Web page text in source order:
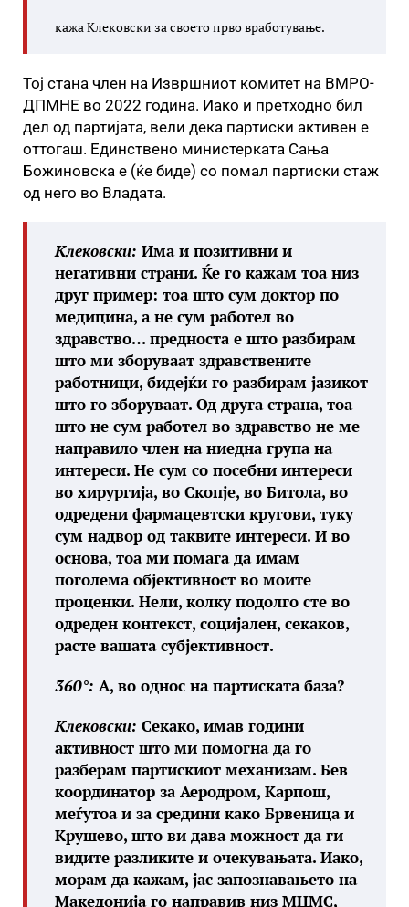
кажа Клековски за своето прво вработување.
Тој стана член нa Извршниот комитет на ВМРО-
ДПМНЕ во 2022 година. Иако и претходно бил
дел од партијата, вели дека партиски активен е
оттогаш. Единствено министерката Сања
Божиновска е (ќе биде) со помал партиски стаж
од него во Владата.
Клековски: Има и позитивни и
негативни страни. Ќе го кажам тоа низ
друг пример: тоа што сум доктор по
медицина, а не сум работел во
здравство… предноста е што разбирам
што ми зборуваат здравствените
работници, бидејќи го разбирам јазикот
што го зборуваат. Од друга страна, тоа
што не сум работел во здравство не ме
направило член на ниедна група на
интереси. Не сум со посебни интереси
во хирургија, во Скопје, во Битола, во
одредени фармацевтски кругови, туку
сум надвор од таквите интереси. И во
основа, тоа ми помага да имам
поголема објективност во моите
проценки. Нели, колку подолго сте во
одреден контекст, социјален, секаков,
расте вашата субјективност.
360°: А, во однос на партиската база?
Клековски: Секако, имав години
активност што ми помогна да го
разберам партискиот механизам. Бев
координатор за Аеродром, Карпош,
меѓутоа и за средини како Брвеница и
Крушево, што ви дава можност да ги
видите разликите и очекувањата. Иако,
морам да кажам, јас запознавањето на
Македонија го направив низ МЦМС,